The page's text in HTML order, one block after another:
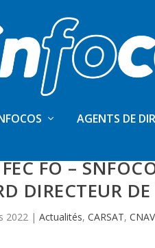
AGENTS DE
FO –
DIRECTEUR
2022| Actualités, CARSAT, CNAV